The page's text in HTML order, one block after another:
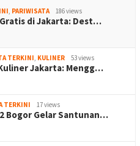
PARIWISATA 186 views
di Jakarta: Dest…
TERKINI KULINER 53 views
Jakarta: Mengg…
TERKINI 17 views
Bogor Gelar Santunan…